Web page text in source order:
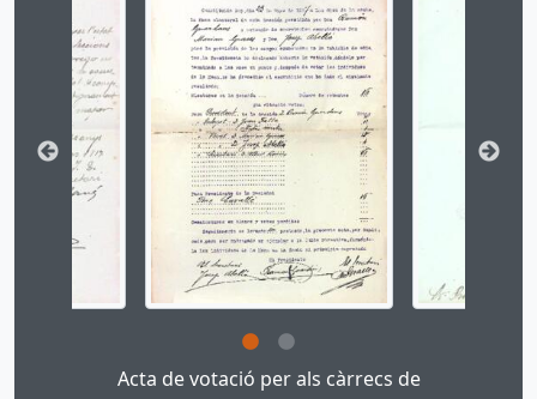
Clicking this description title link will open the
Acta de votació per als càrrecs de